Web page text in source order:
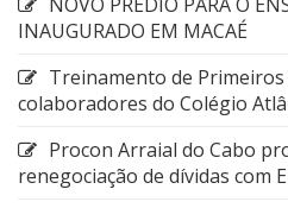
INAUGURADO EM MACAÉ
Treinamento de
colaboradores do Colégio
Procon Arraial do Cabo
renegociação de dívidas com